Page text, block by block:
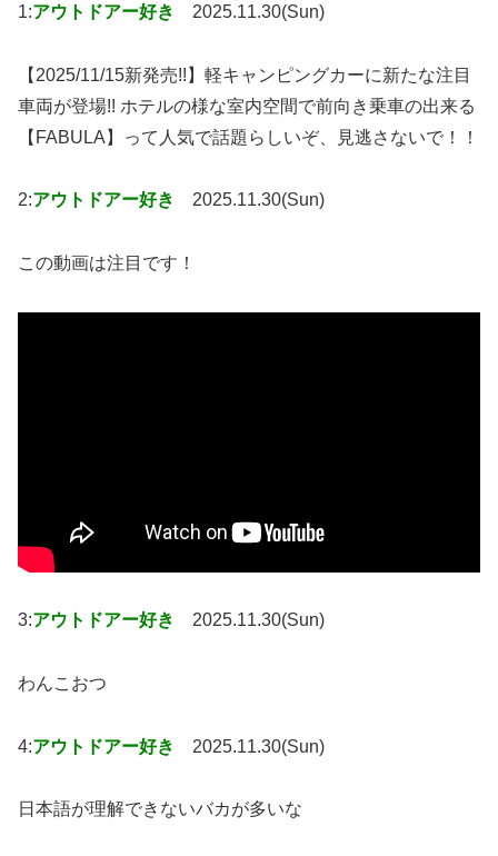
1:アウトドアー好き 2025.11.30(Sun)
【2025/11/15新発売!!】軽キャンピングカーに新たな注目
車両が登場!! ホテルの様な室内空間で前向き乗車の出来る
【FABULA】って人気で話題らしいぞ、見逃さないで！！
2:アウトドアー好き 2025.11.30(Sun)
この動画は注目です！
3:アウトドアー好き 2025.11.30(Sun)
わんこおつ
4:アウトドアー好き 2025.11.30(Sun)
日本語が理解できないバカが多いな